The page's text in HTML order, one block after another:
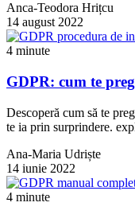
Anca-Teodora Hrițcu
14 august 2022
4 minute
GDPR: cum te
Descoperă cum să te
te ia prin surprindere.
Ana-Maria Udriște
14 iunie 2022
4 minute